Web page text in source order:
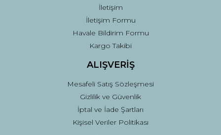
İletişim
İletişim Formu
Havale Bildirim Formu
Kargo Takibi
ALIŞVERİŞ
Mesafeli Satış Sözleşmesi
Gizlilik ve Güvenlik
İptal ve İade Şartları
Kişisel Veriler Politikası